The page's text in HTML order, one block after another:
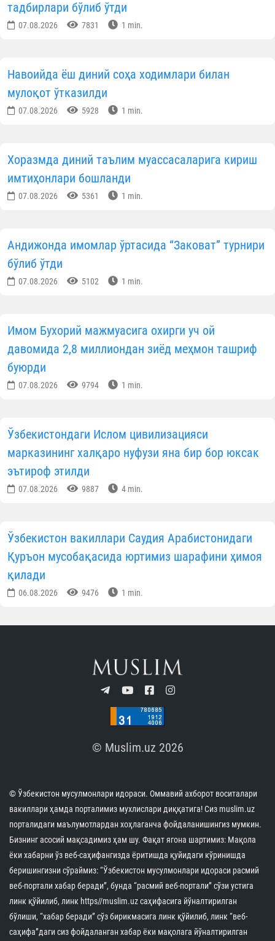
тадбирлари бўлиб ўтди
07.08.2026 7831 1 min.
Навоийда ёш диний соҳа ходимлари билан
мулоқот ўтказилди
07.08.2026 5928 1 min.
Хоразмда диний таълим муассасаларига кириш
имтиҳонлари бошланди
07.08.2026 5361 1 min.
Андижонда имомлар ўртасида “Заковат” турнири
бўлиб ўтди
07.08.2026 5102 1 min.
Имом Бухорий мажмуасига охирги уч ой
давомида 2,8 миллиондан зиёд меҳмон ташриф
буюрди
07.08.2026 9794 1 min.
Ўзбекистондаги Ислом цивилизацияси
марказининг халқаро нуфузи яна бир бор юксак
эътироф этилди
07.08.2026 9887 4 min.
Ўзбекистон вакиллари Саудия Арабистонидаги
Қуръон мусобақасида юртимиз шарафини ҳимоя
қилади
06.08.2026 9476 1 min.
© Muslim.uz 2026
© Ўзбекистон мусулмонлари идораси. Оммавий ахборот воситалари
вакиллари ҳамда порталимиз мухлислари диққатига! Сиз muslim.uz
порталидаги маълумотлардан хоҳлаганча фойдаланишингиз мумкин.
Бизнинг асосий мақсадимиз ҳам шу. Фақат ягона шартимиз: Мақола
ёки хабарни ўз веб-саҳифангизда ёритишда қуйидаги кўринишда
беришингизни сўраймиз: “Ўзбекистон мусулмонлари идораси расмий
веб-портали хабар беради”, бунда “расмий веб-портали” сўзи устига
линк қўйилиб, линк https//muslim.uz саҳифасига йўналтирилган
бўлиши, “хабар беради” сўз бирикмасига линк қўйилиб, линк “веб-
саҳифа”даги сиз фойдаланган хабар ёки мақолага йўналтирилган